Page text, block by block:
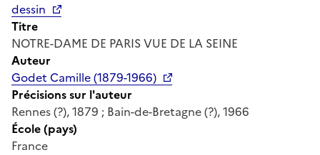
dessin
Titre
NOTRE-DAME DE PARIS VUE DE LA SEINE
Auteur
Godet Camille (1879-1966)
Précisions sur l'auteur
Rennes (?), 1879 ; Bain-de-Bretagne (?), 1966
École (pays)
France